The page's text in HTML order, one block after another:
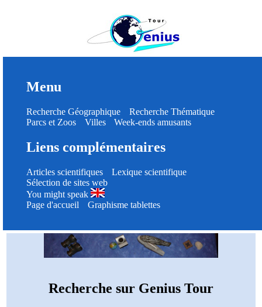
Menu
Recherche Géographique
Recherche Thématique
Parcs et Zoos
Villes Week-ends amusants
Liens complémentaires
Articles scientifiques
Lexique scientifique
Sélection de sites web
You might speak
Page d'accueil
Graphisme tablettes
Recherche sur Genius Tour